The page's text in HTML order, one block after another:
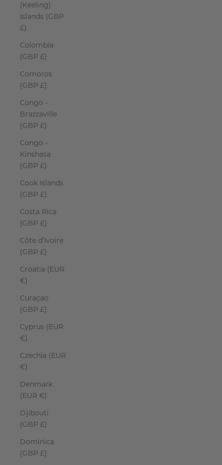
(Keeling)
Islands (GBP
£)
Colombia
(GBP £)
Comoros
(GBP £)
Congo -
Brazzaville
(GBP £)
Congo -
Kinshasa
(GBP £)
Cook Islands
(GBP £)
Costa Rica
(GBP £)
Côte d’Ivoire
(GBP £)
Croatia (EUR
€)
Curaçao
(GBP £)
Cyprus (EUR
€)
Czechia (EUR
€)
Denmark
(EUR €)
Djibouti
(GBP £)
Dominica
(GBP £)